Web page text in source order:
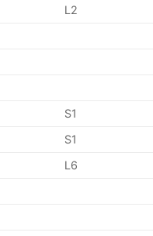
L2
S1
S1
L6